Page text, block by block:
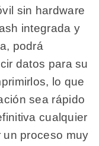
sin hardware
integrada y
podrá
datos para su
lo que
sea rápido
cualquier
proceso muy